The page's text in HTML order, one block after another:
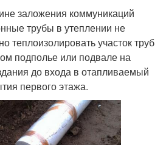
заложения коммуникаций
трубы в утеплении не
теплоизолировать участок труб
подполье или подвале на
до входа в отапливаемый
первого этажа.